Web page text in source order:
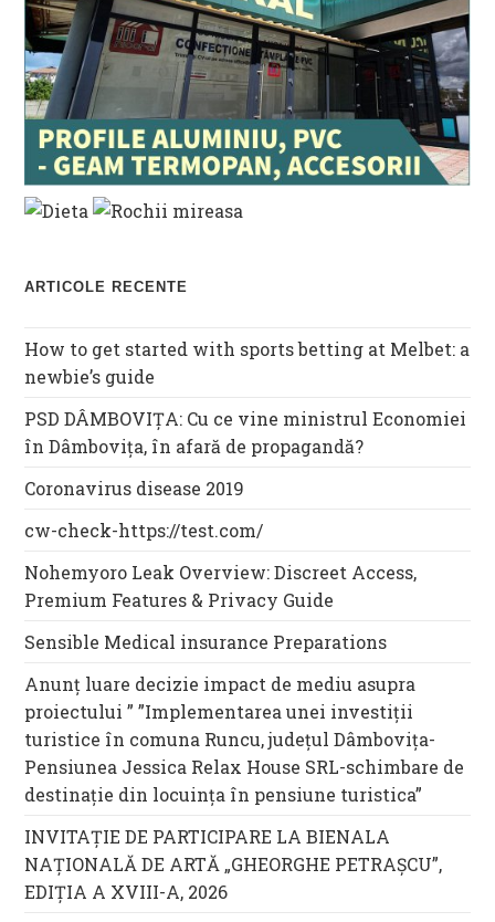
ARTICOLE RECENTE
How to get started with sports betting at Melbet: a
newbie’s guide
PSD DÂMBOVIȚA: Cu ce vine ministrul Economiei
în Dâmbovița, în afară de propagandă?
Coronavirus disease 2019
cw-check-https://test.com/
Nohemyoro Leak Overview: Discreet Access,
Premium Features & Privacy Guide
Sensible Medical insurance Preparations
Anunț luare decizie impact de mediu asupra
proiectului ” ”Implementarea unei investiții
turistice în comuna Runcu, județul Dâmbovița-
Pensiunea Jessica Relax House SRL-schimbare de
destinație din locuința în pensiune turistica”
INVITAȚIE DE PARTICIPARE LA BIENALA
NAȚIONALĂ DE ARTĂ „GHEORGHE PETRAȘCU”,
EDIŢIA A XVIII-A, 2026